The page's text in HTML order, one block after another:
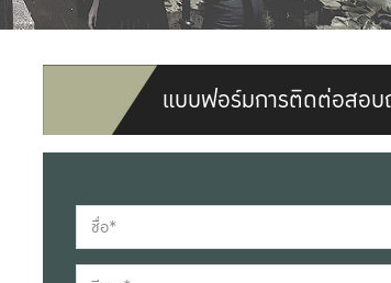
แบบฟอร์มการติดต่อสอบ